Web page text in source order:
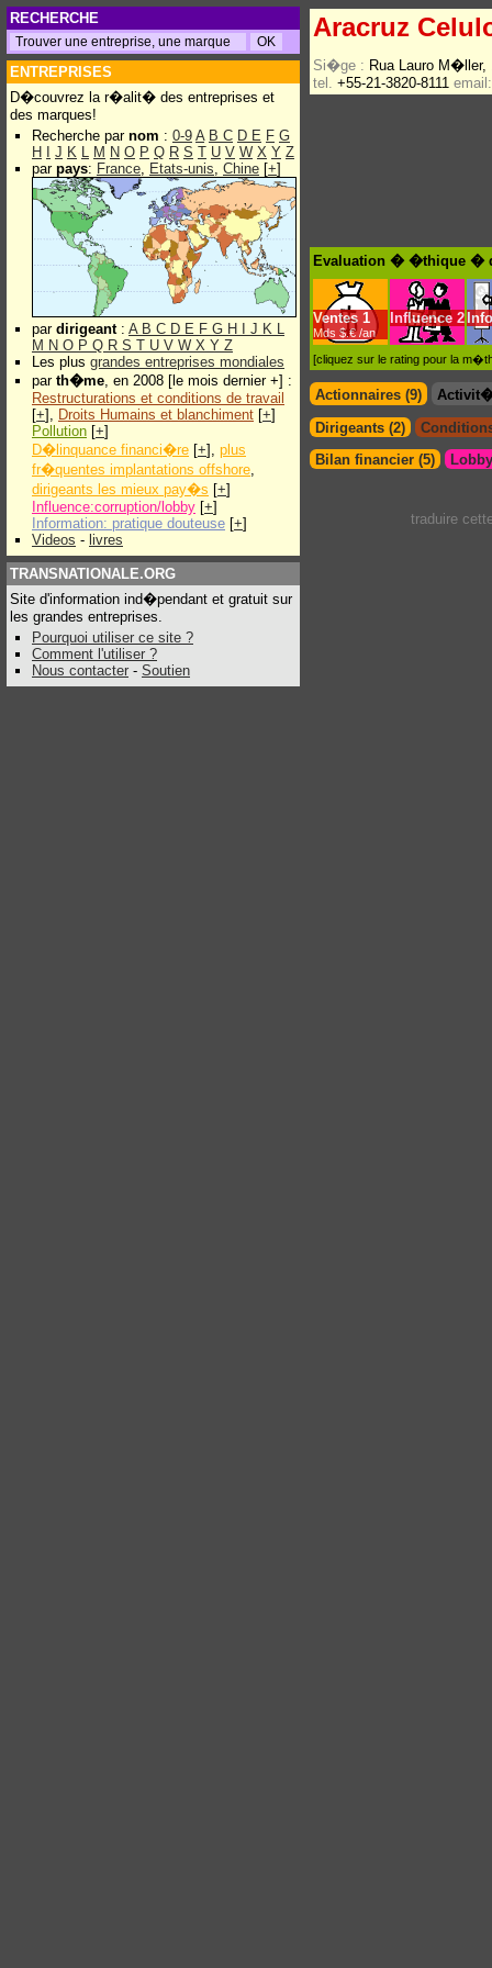
RECHERCHE
ENTREPRISES
D�couvrez la r�alit� des entreprises et
des marques!
Recherche par nom : 0-9 A B C D E F G
H
J K L M N O P Q R S T U V W X Y Z
par pays: France, Etats-unis, Chine [+]
par dirigeant: A B C D E F G H J K L
M N O P Q R S T U V W X Y Z
Les plus grandes entreprises mondiales
par th�me, en 2008 [le mois dernier +] :
Restructurations et conditions de travail
[+], Droits Humains et blanchiment [+]
Pollution [+]
D�linquance financi�re [+], plus
fr�quentes implantations offshore,
dirigeants les mieux pay�s [+]
Influence:corruption/lobby [+]
Information: pratique douteuse [+]
Videos - livres
TRANSNATIONALE.ORG
Site d'information ind�pendant et gratuit sur
les grandes entreprises.
Pourquoi utiliser ce site ?
Comment l'utiliser ?
Nous contacter - Soutien
Aracruz
Si�ge : Rua Lauro
tel. +55-21-3820-8111 email:
Evaluation � �thique �
Ventes 1
Mds $.€ /an
Influence 2
[cliquez sur le rating pour la
Actionnaires (9)
Dirigeants (2)
Bilan financier (5)
traduire